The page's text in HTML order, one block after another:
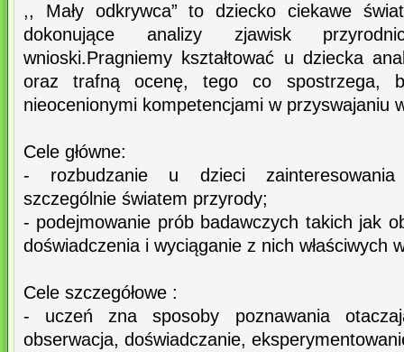
,, Mały odkrywca” to dziecko ciekawe
dokonujące analizy zjawisk
wnioski.Pragniemy kształtować u dziecka
oraz trafną ocenę, tego co spostrzega,
nieocenionymi kompetencjami w przyswajaniu
Cele główne:
- rozbudzanie u dzieci zainteresowania
szczególnie światem przyrody;
- podejmowanie prób badawczych takich jak
doświadczenia i wyciąganie z nich właściwych
Cele szczegółowe :
- uczeń zna sposoby poznawania
obserwacja, doświadczanie,